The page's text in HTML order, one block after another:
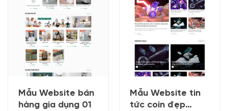
Mẫu Website bán
hàng gia dụng 01
Mẫu Website tin
tức coin đẹp